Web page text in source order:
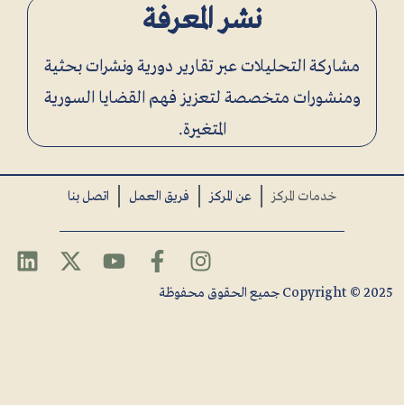
نشر المعرفة
مشاركة التحليلات عبر تقارير دورية ونشرات بحثية
ومنشورات متخصصة لتعزيز فهم القضايا السورية
المتغيرة.
خدمات المركز عن المركز فريق العمل اتصل بنا
Copyright © 2025 جميع الحقوق محفوظة